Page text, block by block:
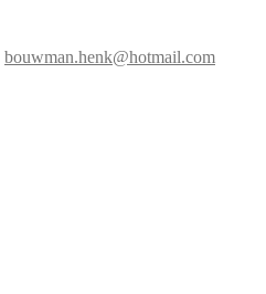
bouwman.henk@hotmail.com